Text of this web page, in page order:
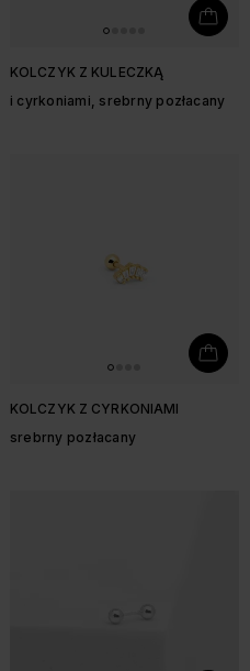
KOLCZYK Z KULECZKĄ
i cyrkoniami, srebrny pozłacany
KOLCZYK Z CYRKONIAMI
srebrny pozłacany